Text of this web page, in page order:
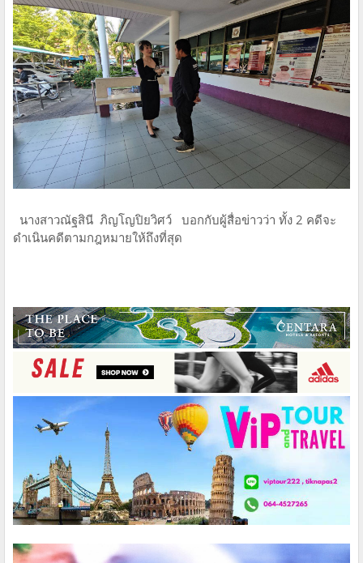
​ นางสาวณัฐสินี ภิญโญปิยวิศว์ บอกกับผู้สื่อข่าวว่า ทั้ง 2 คดีจะ
ดำเนินคดีตามกฎหมายให้ถึงที่สุด